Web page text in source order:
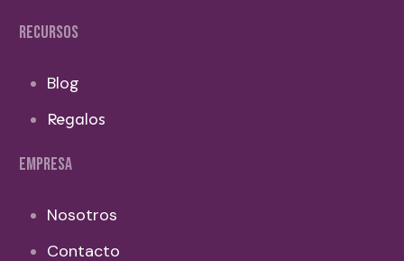
RECURSOS
Blog
Regalos
EMPRESA
Nosotros
Contacto